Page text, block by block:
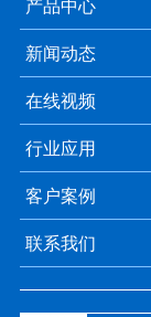
产品中心
新闻动态
在线视频
行业应用
客户案例
联系我们